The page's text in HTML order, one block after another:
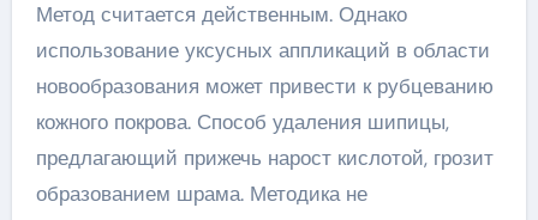
Метод считается действенным. Однако
использование уксусных аппликаций в области
новообразования может привести к рубцеванию
кожного покрова. Способ удаления шипицы,
предлагающий прижечь нарост кислотой, грозит
образованием шрама. Методика не